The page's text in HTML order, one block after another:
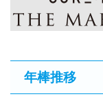
年棒推移